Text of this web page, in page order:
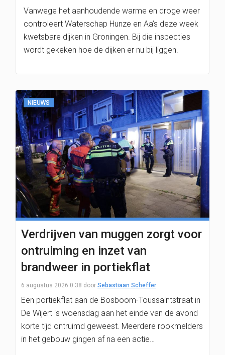
Vanwege het aanhoudende warme en droge weer
controleert Waterschap Hunze en Aa’s deze week
kwetsbare dijken in Groningen. Bij die inspecties
wordt gekeken hoe de dijken er nu bij liggen.
NIEUWS
Verdrijven van muggen zorgt voor
ontruiming en inzet van
brandweer in portiekflat
6 augustus 2026 0:38 door Sebastiaan Scheffer
Een portiekflat aan de Bosboom-Toussaintstraat in
De Wijert is woensdag aan het einde van de avond
korte tijd ontruimd geweest. Meerdere rookmelders
in het gebouw gingen af na een actie…